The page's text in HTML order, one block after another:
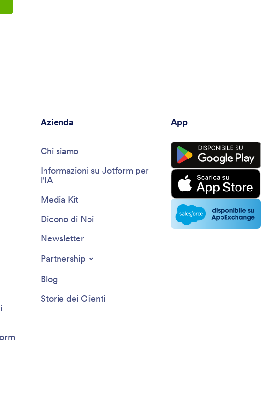
Azienda
Chi siamo
Informazioni su Jotform per
l'IA
Media Kit
Dicono di Noi
Newsletter
Partnership
Blog
Storie dei Clienti
App